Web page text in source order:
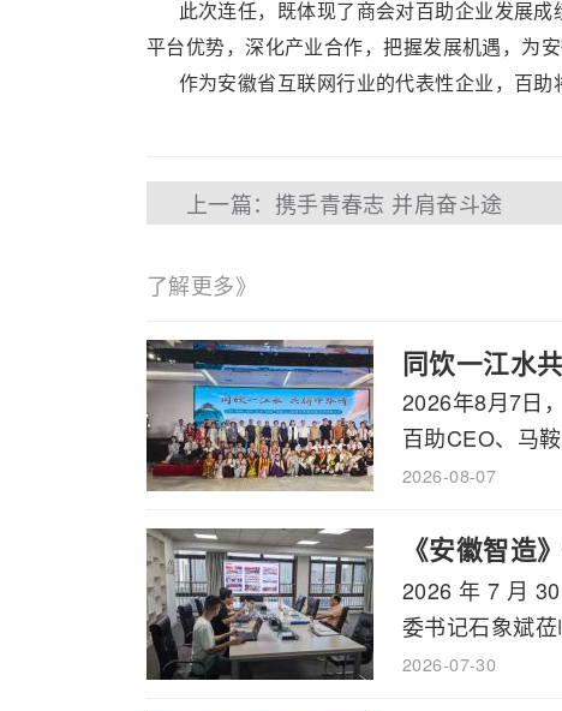
此次连任，既体现了商会对百助企业发展成
平台优势，深化产业合作，把握发展机遇，为
作为安徽省互联网行业的代表性企业，百助
上一篇：携手青春志 并肩奋斗途
了解更多》
同饮一江水
2026年8月7日
百助CEO、马
2026-08-07
《安徽智造
书记石象斌
2026 年 7 月
委书记石象斌
2026-07-30